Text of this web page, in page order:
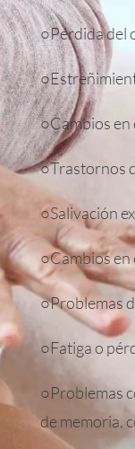
○Pérdida del
○Cambios en
○Trastornos
○Salivación
○Cambios en
○Problemas
○Fatiga o
○Problemas
de memoria,